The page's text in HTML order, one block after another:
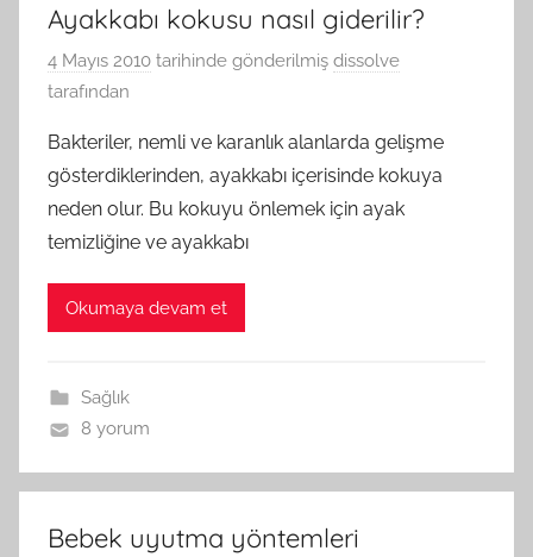
Ayakkabı kokusu nasıl giderilir?
4 Mayıs 2010 tarihinde gönderilmiş dissolve
tarafından
Bakteriler, nemli ve karanlık alanlarda gelişme
gösterdiklerinden, ayakkabı içerisinde kokuya
neden olur. Bu kokuyu önlemek için ayak
temizliğine ve ayakkabı
Okumaya devam et
Sağlık
8 yorum
Bebek uyutma yöntemleri